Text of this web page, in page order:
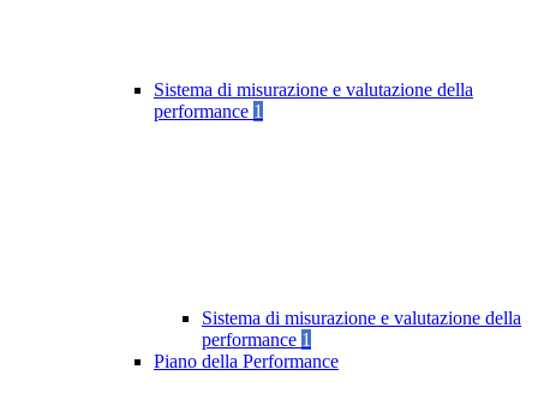
Sistema di misurazione e valutazione della
performance 1
Sistema di misurazione e valutazione della
performance 1
Piano della Performance